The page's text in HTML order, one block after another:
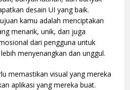
desain UI yang baik.
kamu adalah menciptakan
menarik, unik, dan juga
dari pengguna untuk
menyenangkan dan unggul.
memastikan visual yang mereka
aplikasi yang mereka buat.